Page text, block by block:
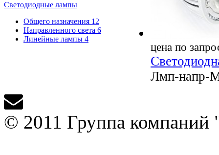
Светодиодные лампы
Общего назначения 12
Направленного света 6
Линейные лампы 4
цена по
Лмп-напр-
© 2011 Группа